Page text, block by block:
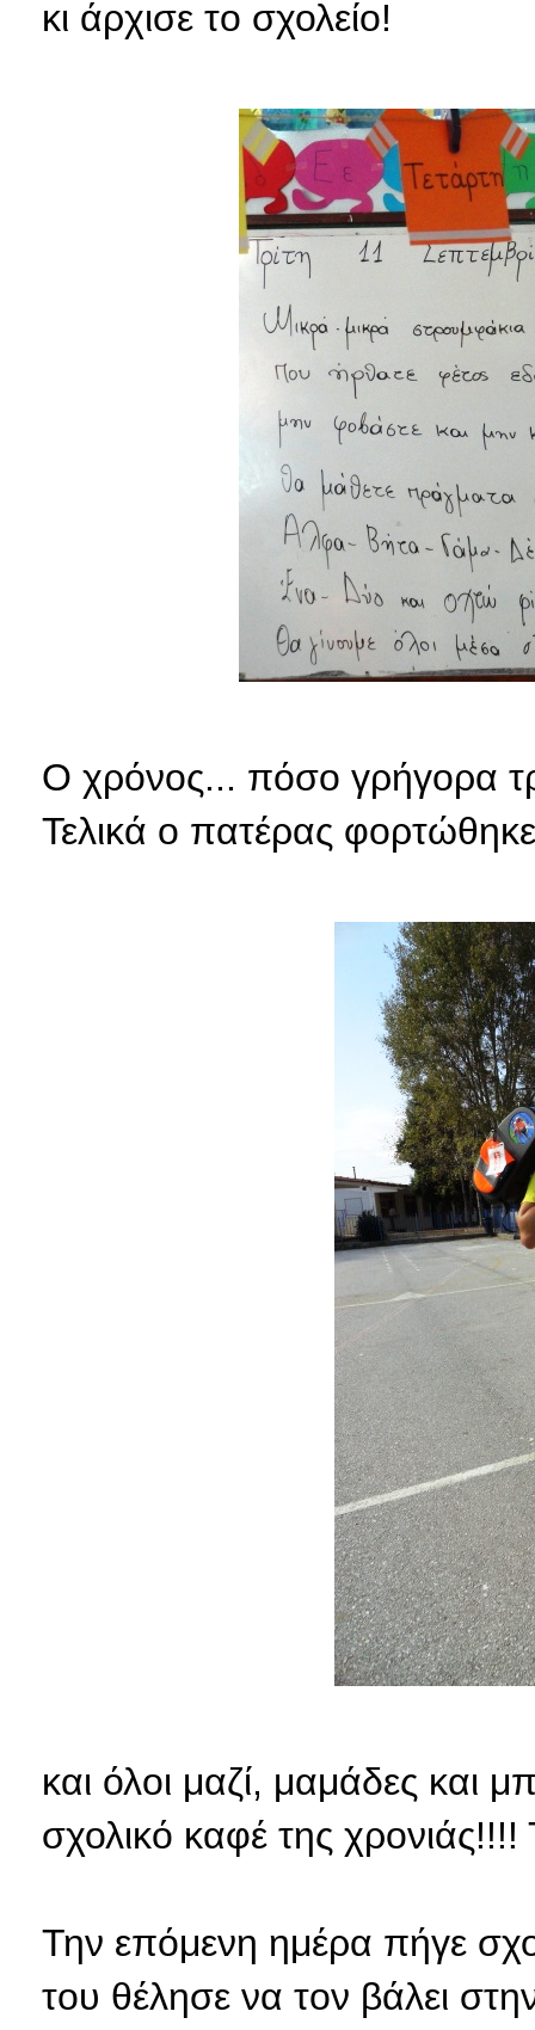
κι άρχισε το σχολείο!
Ο χρόνος... πόσο γρήγορα
Τελικά ο πατέρας
και όλοι μαζί, μαμάδες και
σχολικό καφέ της
Την επόμενη ημέρα πήγε
του θέλησε να τον βάλει